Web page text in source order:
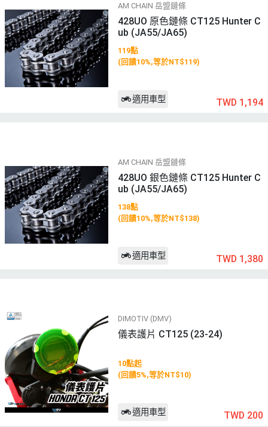
AM CHAIN 岳盟鏈條
428UO 原色鏈條 CT125 Hunter C
ub (JA55/JA65)
119點
(回饋10%,等於NT$119)
適用車型 TWD 1,194
AM CHAIN 岳盟鏈條
428UO 銀色鏈條 CT125 Hunter C
ub (JA55/JA65)
138點
(回饋10%,等於NT$138)
適用車型 TWD 1,380
DIMOTIV (DMV)
儀表護片 CT125 (23-24)
10點起
(回饋5%,等於NT$10)
適用車型 TWD 200